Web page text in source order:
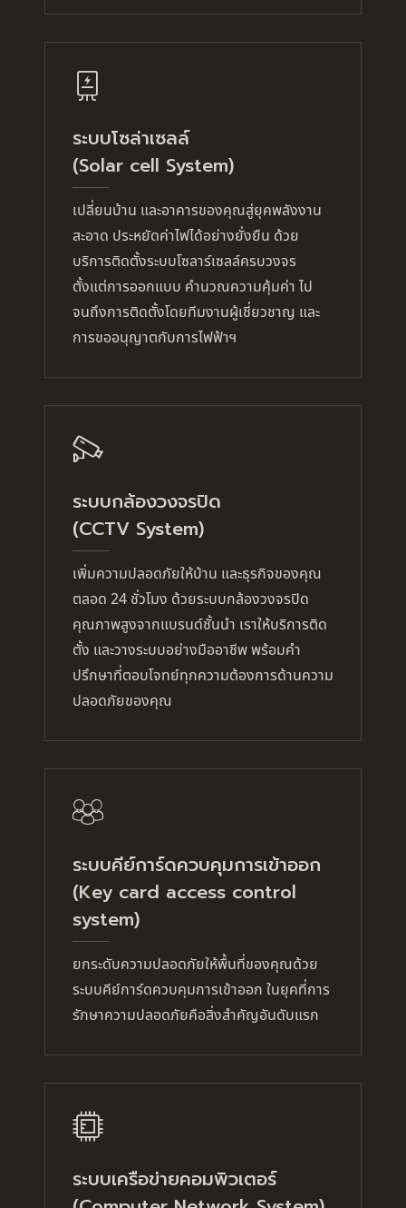
ระบบโซล่าเซลล์
(Solar cell System)
เปลี่ยนบ้าน และอาคารของคุณสู่ยุคพลังงาน
สะอาด ประหยัดค่าไฟได้อย่างยั่งยืน ด้วย
บริการติดตั้งระบบโซลาร์เซลล์ครบวงจร
ตั้งแต่การออกแบบ คำนวณความคุ้มค่า ไป
จนถึงการติดตั้งโดยทีมงานผู้เชี่ยวชาญ และ
การขออนุญาตกับการไฟฟ้าฯ
ระบบกล้องวงจรปิด
(CCTV System)
เพิ่มความปลอดภัยให้บ้าน และธุรกิจของคุณ
ตลอด 24 ชั่วโมง ด้วยระบบกล้องวงจรปิด
คุณภาพสูงจากแบรนด์ชั้นนำ เราให้บริการติด
ตั้ง และวางระบบอย่างมืออาชีพ พร้อมคำ
ปรึกษาที่ตอบโจทย์ทุกความต้องการด้านความ
ปลอดภัยของคุณ
ระบบคีย์การ์ดควบคุมการเข้าออก
(Key card access control
system)
ยกระดับความปลอดภัยให้พื้นที่ของคุณด้วย
ระบบคีย์การ์ดควบคุมการเข้าออก ในยุคที่การ
รักษาความปลอดภัยคือสิ่งสำคัญอันดับแรก
ระบบเครือข่ายคอมพิวเตอร์